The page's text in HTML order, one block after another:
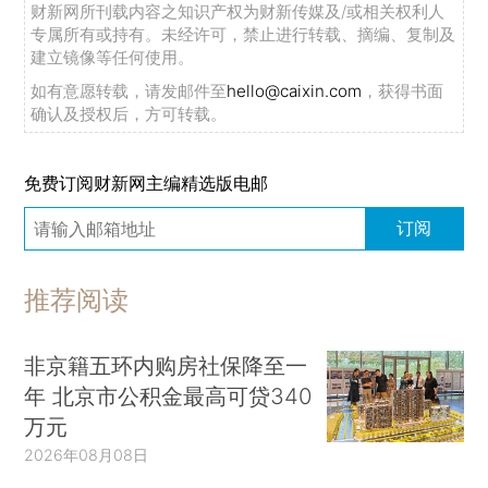
财新网所刊载内容之知识产权为财新传媒及/或相关权利人
专属所有或持有。未经许可，禁止进行转载、摘编、复制及
建立镜像等任何使用。
如有意愿转载，请发邮件至hello@caixin.com ，获得书面
确认及授权后，方可转载。
免费订阅财新网主编精选版电邮
订阅
推荐阅读
非京籍五环内购房社保降至一
年 北京市公积金最高可贷340
万元
2026年08月08日